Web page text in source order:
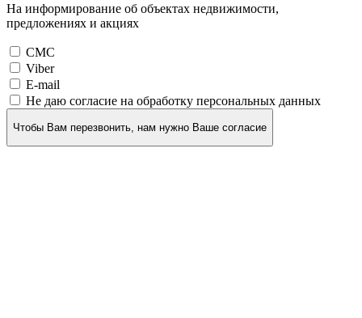
На информирование об объектах недвижимости,
предложениях и акциях
СМС
Viber
E-mail
Не даю согласие на обработку персональных данных
Чтобы Вам перезвонить, нам нужно Ваше согласие